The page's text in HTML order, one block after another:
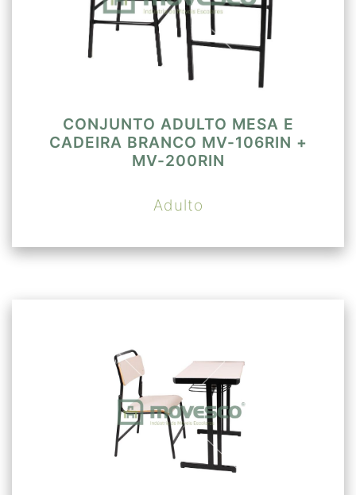
CONJUNTO ADULTO MESA E
CADEIRA BRANCO MV-106RIN +
MV-200RIN
Adulto